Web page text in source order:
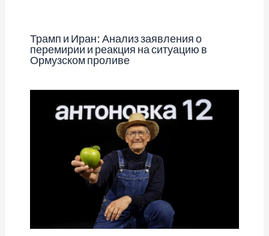
Трамп и Иран: Анализ заявления о
перемирии и реакция на ситуацию в
Ормузском проливе